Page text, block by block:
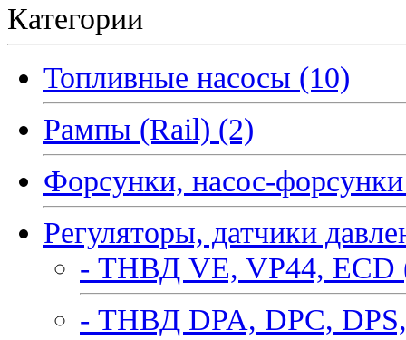
Категории
Топливные насосы (10)
Рампы (Rail) (2)
Форсунки, насос-
Регуляторы, датчики
- ТНВД VE, VP44, ECD
- ТНВД DPA, DPC,